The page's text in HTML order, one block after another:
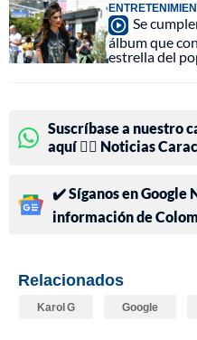
Se
álbum que
estrella del
Suscríbase a nuestro
aquí 👉🏻 Noticias
✔️ Síganos en Google
información de
Relacionados
Karol G Google